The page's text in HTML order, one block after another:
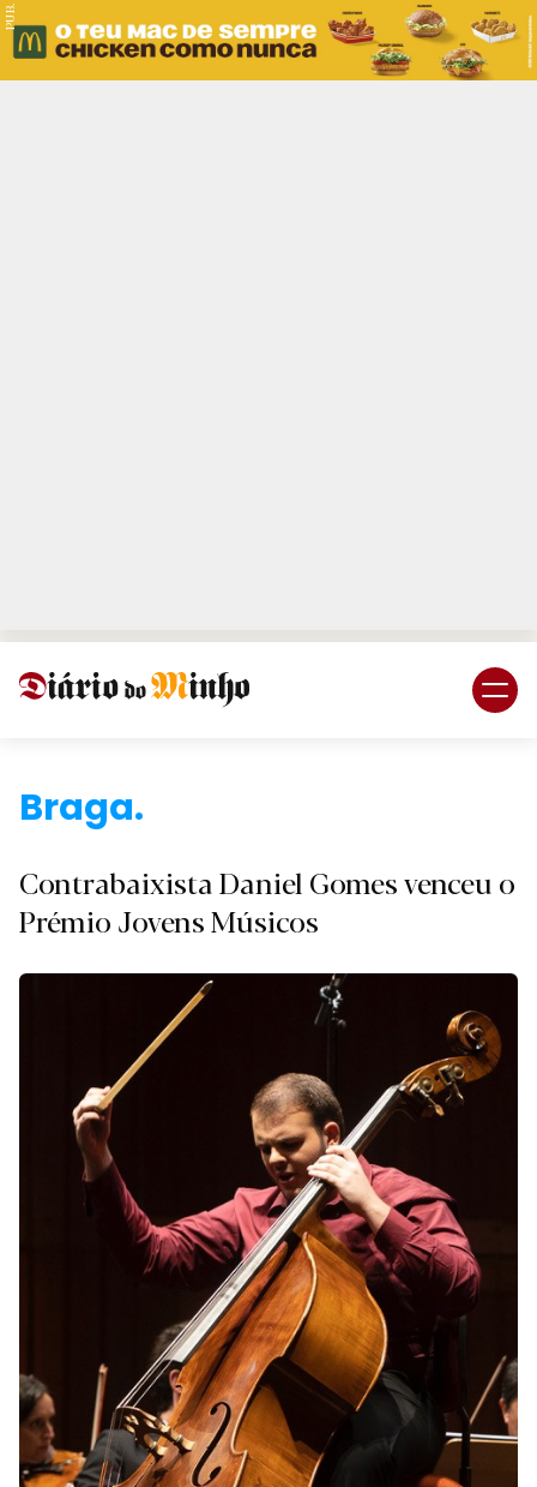
PUB.
Contrabaixista Daniel Gomes venceu o
Prémio Jovens Músicos